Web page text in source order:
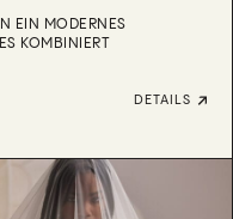
EIN MODERNES
KOMBINIERT
DETAILS